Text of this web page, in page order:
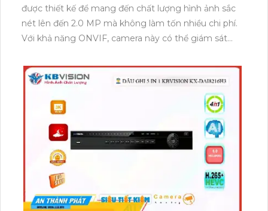
được thiết kế để mang đến chất lượng hình ảnh sắc
nét lên đến 2.0 MP mà không làm tốn nhiều chi phí.
Với khả năng ONVIF, camera này có thể giám sát
khoảng cách 30m. Với sự linh hoạt trong thiết kế,
camera này phù hợp với cửa hàng, gia đình và căn
hộ. Được thiết kế với vỏ Dome Plastic và sử dụng
công nghệ IP POE kỹ thuật số, camera này có chức
năng vượt trội và cho phép thu hình chất lượng cao.